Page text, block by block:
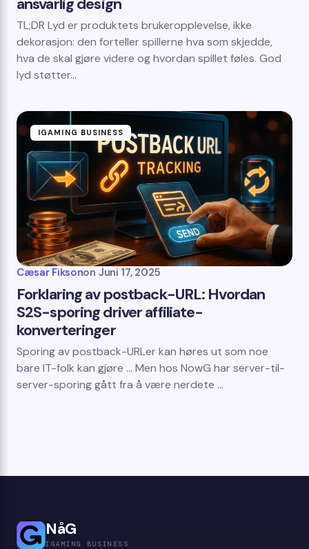
TL;DR Lyd er produktets brukeropplevelse, ikke
dekorasjon: den forteller spillerne hva som skjedde,
hva de skal gjøre videre og hvordan spillet føles. God
lyd støtter…
IGAMING BUSINESS
Cæsar Fiksonon Juni 17, 2025
Forklaring av postback-URL: Hvordan
S2S-sporing driver affiliate-
konverteringer
Sporing av postback-URLer kan høres ut som noe
bare IT-folk kan gjøre ... Men hos NowG har server-til-
server-sporing gått fra å være nerdete ...
NåG
IGAMING BUSINESS